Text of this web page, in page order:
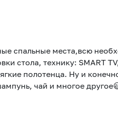
спальные места,всю
стола, технику: SMART
полотенца. Ну и
чай и многое